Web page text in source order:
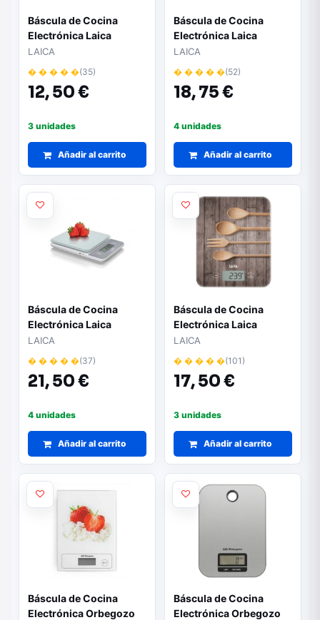
Báscula de Cocina
Electrónica Laica
KS1050W/ Hasta 5kg
LAICA
� � � � �(35)
12,50 €
3 unidades
Añadir al carrito
Báscula de Cocina
Electrónica Laica
KS1060W/ Hasta 5kg
LAICA
� � � � �(52)
18,75 €
4 unidades
Añadir al carrito
Báscula de Cocina
Electrónica Laica
KS1320/ hasta 5kg/
LAICA
� � � � �(37)
21,50 €
4 unidades
Añadir al carrito
Báscula de Cocina
Electrónica Laica
KS5010/ hasta 10kg
LAICA
� � � � �(101)
17,50 €
3 unidades
Añadir al carrito
Báscula de Cocina
Electrónica Orbegozo
Báscula de Cocina
Electrónica Orbegozo